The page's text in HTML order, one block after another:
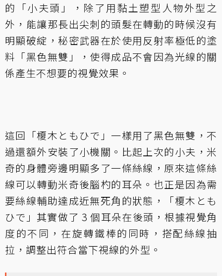
的「小夫頭」，除了用黏土塑型人物外型之
外，能讓那長出尖刺的頭髮在轉動的時候沒有
明顯破綻，秘密武器在於使用反射率極低的塗
料「黑色無雙」，使得成品不會因為光線的關
係產生不想要的視覺效果。
這回「榎木ともひで」一樣用了黑色無雙，不
過還額外安裝了小機關。比起上次的小夫，米
奇的身體旁邊明顯多了一條絲線，原來這條絲
線可以轉動米奇後腦杓的耳朵。也正是因為需
要絲線輔助達成近無死角的狀態，「榎木とも
ひで」其實做了 3 個耳朵在後頭，根據視覺角
度的不同，在旋轉鐵棒的同時，搭配絲線抽
拉，調整出符合當下視線的外型。